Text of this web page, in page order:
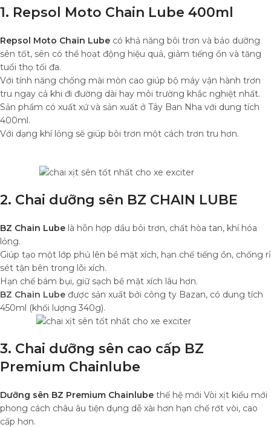
1. Repsol Moto Chain Lube 400ml
Repsol Moto Chain Lube có khả năng bôi trơn và bảo dưỡng
sên tốt, sên có thể hoạt động hiệu quả, giảm tiếng ồn và tăng
tuổi thọ tối đa.
Với tính năng chống mài mòn cao giúp bộ máy vận hành trơn
tru ngay cả khi đi đường dài hay môi trường khắc nghiệt nhất.
Sản phẩm có xuất xứ và sản xuất ở Tây Ban Nha với dung tích
400ml.
Với dạng khí lỏng sẽ giúp bôi trơn một cách trơn tru hơn.
2. Chai dưỡng sên BZ CHAIN LUBE
BZ Chain Lube là hỗn hợp dầu bôi trơn, chất hòa tan, khí hóa
lỏng.
Giúp tạo một lớp phủ lên bề mặt xích, hạn chế tiếng ồn, chống rỉ
sét tận bên trong lõi xích.
Hạn chế bám bụi, giữ sạch bề mặt xích lâu hơn.
BZ Chain Lube được sản xuất bởi công ty Bazan, có dung tích
450ml (khối lượng 340g).
3. Chai dưỡng sên cao cấp BZ
Premium Chainlube
Dưỡng sên BZ Premium Chainlube thế hệ mới Vòi xịt kiểu mới
phong cách châu âu tiện dụng dễ xài hơn hạn chế rớt vòi, cao
cấp hơn.